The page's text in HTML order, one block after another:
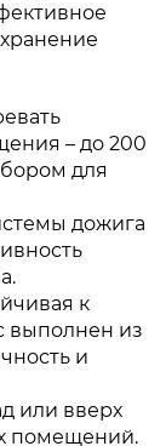
– до 200
для
дожига
к
выполнен из
и
или вверх
помещений.